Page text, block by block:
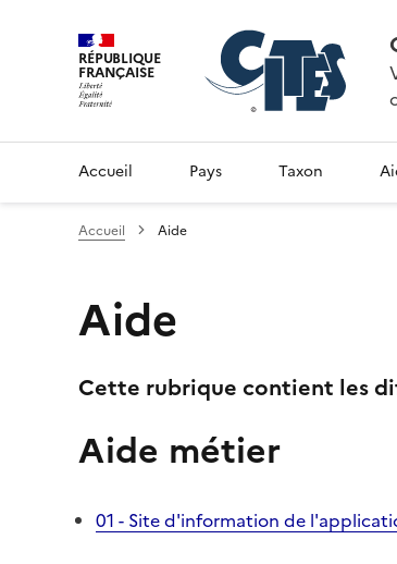
RÉPUBLIQUE
FRANÇAISE
Accueil Pays Taxon
Accueil Aide
Aide
Cette rubrique contient les
Aide métier
01 - Site d'information de